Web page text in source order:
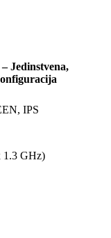
Jedinstvena,
IPS
1.3 GHz)